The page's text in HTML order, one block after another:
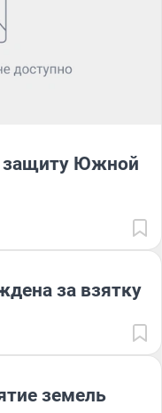
защиту Южной
за взятку
земель